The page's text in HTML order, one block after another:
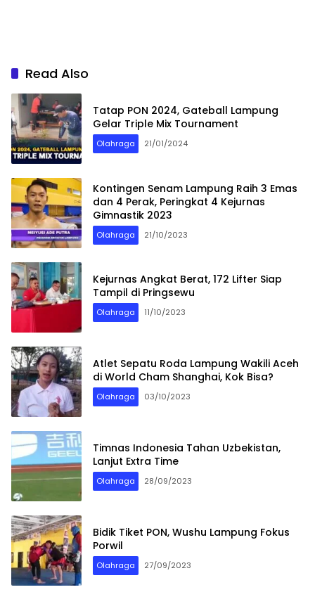
Read Also
Tatap PON 2024, Gateball Lampung
Gelar Triple Mix Tournament
Olahraga 21/01/2024
Kontingen Senam Lampung Raih 3 Emas
dan 4 Perak, Peringkat 4 Kejurnas
Gimnastik 2023
Olahraga 21/10/2023
Kejurnas Angkat Berat, 172 Lifter Siap
Tampil di Pringsewu
Olahraga 11/10/2023
Atlet Sepatu Roda Lampung Wakili Aceh
di World Cham Shanghai, Kok Bisa?
Olahraga 03/10/2023
Timnas Indonesia Tahan Uzbekistan,
Lanjut Extra Time
Olahraga 28/09/2023
Bidik Tiket PON, Wushu Lampung Fokus
Porwil
Olahraga 27/09/2023